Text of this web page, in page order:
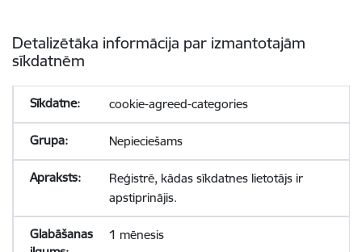
Detalizētāka informācija par izmantotajām
sīkdatnēm
cookie-agreed-categories
Nepieciešams
Reģistrē, kādas sīkdatnes lietotājs ir
apstiprinājis.
1 mēnesis